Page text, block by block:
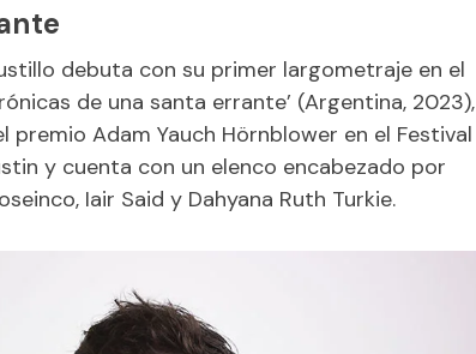
debuta con su primer largometraje en el
de una santa errante’ (Argentina, 2023),
Adam Yauch Hörnblower en el Festival
y cuenta con un elenco encabezado por
Iair Said y Dahyana Ruth Turkie.